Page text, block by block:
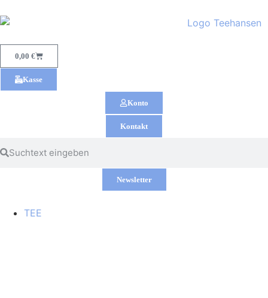
0,00 €
Kasse
Konto
Kontakt
Newsletter
TEE